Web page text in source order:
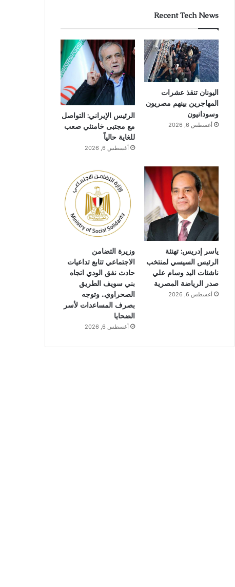
Recent Tech News
اليونان تنقذ عشرات
المهاجرين بينهم مصريون
وسودانيون
أغسطس 6, 2026
الرئيس الإيراني: التواصل
مع مجتبى خامنئي صعب
للغاية حالياً
أغسطس 6, 2026
ياسر إدريس: تهنئة
الرئيس السيسي لمنتخب
ناشئات اليد وسام علي
صدر الرياضة المصرية
أغسطس 6, 2026
وزيرة التضامن
الاجتماعي تتابع تداعيات
حادث نفق الودي اتجاه
بني سويف الطريق
الصحراوي.. وتوجه
بصرف المساعدات لأسر
الضحايا
أغسطس 6, 2026